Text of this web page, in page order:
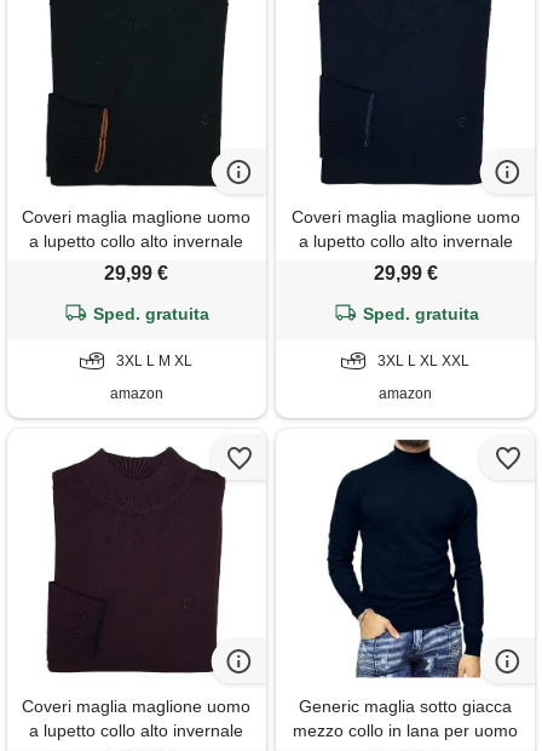
Coveri maglia maglione uomo
a lupetto collo alto invernale
tinta unita m l xl xxl xxxl (m -
29,99 €
Sped. gratuita
3XL L M XL
amazon
Coveri maglia maglione uomo
a lupetto collo alto invernale
tinta unita m l xl xxl xxxl (xl -
29,99 €
Sped. gratuita
3XL L XL XXL
amazon
Coveri maglia maglione uomo
a lupetto collo alto invernale
Generic maglia sotto giacca
mezzo collo in lana per uomo